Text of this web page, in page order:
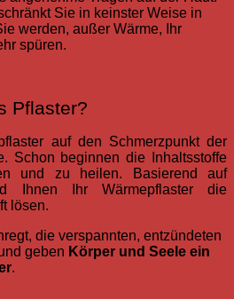
Sie in keinster Weise in
werden, außer Wärme, Ihr
spüren.
Pflaster?
auf den Schmerzpunkt der
Schon beginnen die Inhaltsstoffe
und zu heilen. Basierend auf
Ihnen Ihr Wärmepflaster die
lösen.
die verspannten, entzündeten
geben Körper und Seele ein
.